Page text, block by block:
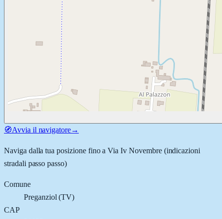
🧭Avvia il navigatore→
Naviga dalla tua posizione fino aVia Iv Novembre(indicazioni
stradali passo passo)
Comune
Preganziol (TV)
CAP